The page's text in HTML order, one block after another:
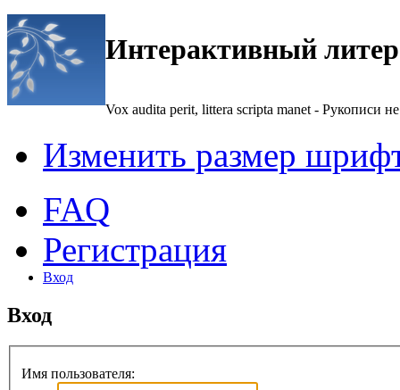
Интерактивный
Vox audita perit, littera scripta manet - Рукописи не
Изменить размер
FAQ
Регистрация
Вход
Вход
Имя пользователя: